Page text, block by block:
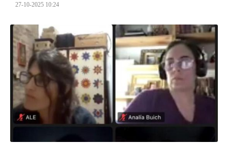
27-10-2025 10:24